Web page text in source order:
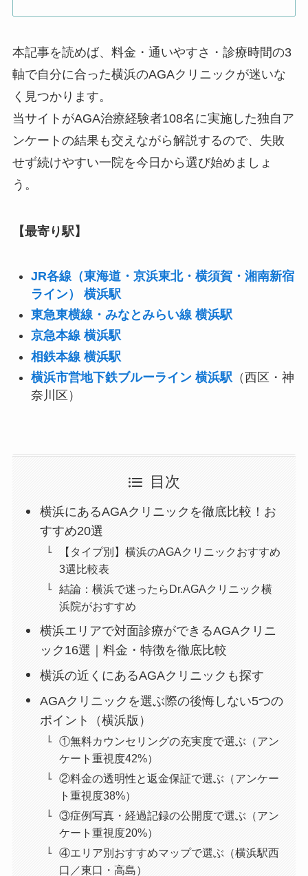
本記事を読めば、料金・通いやすさ・診療時間の3
軸で自分に合った横浜のAGAクリニックが迷いな
く見つかります。
当サイトがAGA治療経験者108名に実施した独自ア
ンケートの結果も交えながら解説するので、失敗
せず続けやすい一院を今日から選び始めましょ
う。
【最寄り駅】
JR各線（東海道・京浜東北・横須賀・湘南新宿
ライン） 横浜駅
東急東横線・みなとみらい線 横浜駅
京急本線 横浜駅
相鉄本線 横浜駅
横浜市営地下鉄ブルーライン 横浜駅（西区・神
奈川区）
目次
横浜にあるAGAクリニックを徹底比較！お
すすめ20選
【タイプ別】横浜のAGAクリニックおすすめ
3選比較表
結論：横浜で迷ったらDr.AGAクリニック横
浜院がおすすめ
横浜エリアで対面診療ができるAGAクリニ
ック16選｜料金・特徴を徹底比較
横浜の近くにあるAGAクリニックも探す
AGAクリニックを選ぶ際の後悔しない5つの
ポイント（横浜版）
①無料カウンセリングの充実度で選ぶ（アン
ケート重視度42%）
②料金の透明性と返金保証で選ぶ（アンケー
ト重視度38%）
③症例写真・経過記録の公開度で選ぶ（アン
ケート重視度20%）
④エリア別おすすめマップで選ぶ（横浜駅西
口／東口・高島）